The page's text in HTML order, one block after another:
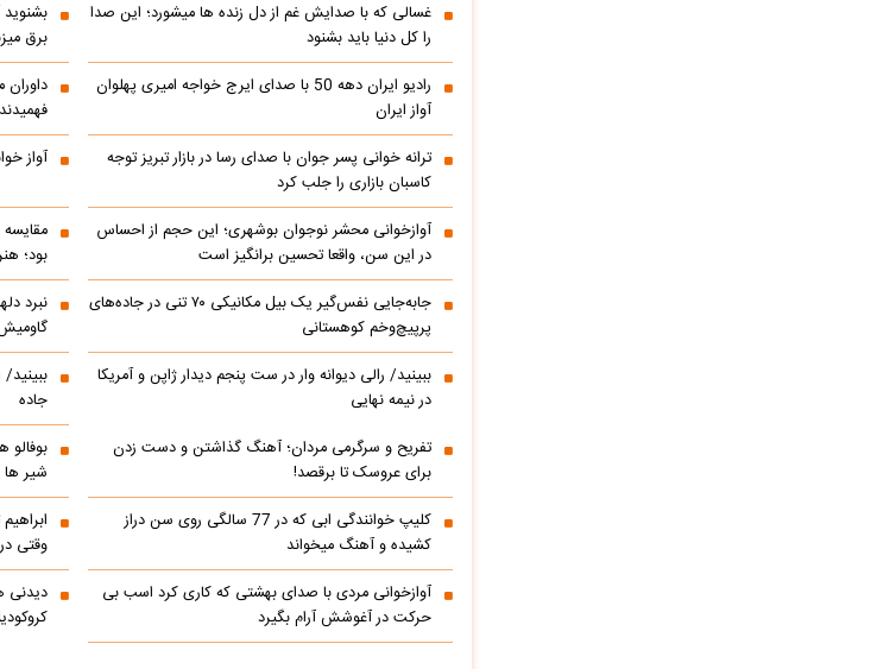
غسالی که با صدایش غم از دل زنده ها میشورد؛ این صدا
را کل دنیا باید بشنود
برق
رادیو ایران دهه 50 با صدای ایرج خواجه امیری پهلوان
آواز ایران
ترانه خوانی پسر جوان با صدای رسا در بازار تبریز توجه
کاسبان بازاری را جلب کرد
آواز
آوازخوانی محشر نوجوان بوشهری؛ این حجم از احساس
در این سن، واقعا تحسین‌ برانگیز است
بود؛
جابه‌جایی نفس‌گیر یک بیل مکانیکی ۷۰ تنی در جاده‌های
پرپیچ‌وخم کوهستانی
نبرد
ببینید/ رالی دیوانه وار در ست پنجم دیدار ژاپن و آمریکا
در نیمه نهایی
جاده
تفریح و سرگرمی مردان؛ آهنگ گذاشتن و دست زدن
برای عروسک تا برقصد!
شیر
کلیپ خوانندگی ابی که در 77 سالگی روی سن دراز
کشیده و آهنگ میخواند
وقتی
آوازخوانی مردی با صدای بهشتی که کاری کرد اسب بی
حرکت در آغوشش آرام بگیرد
دیدنی